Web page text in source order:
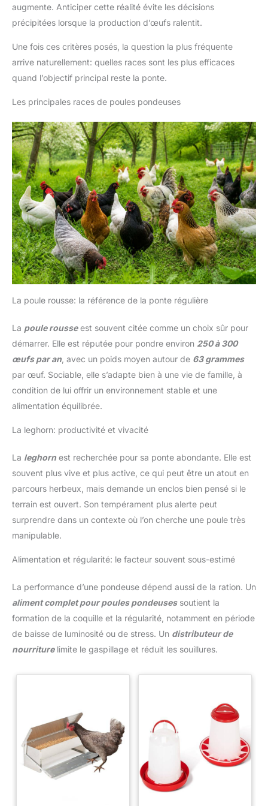
minutes. Trois options de montage sont disponibles : ①
vis, ③ Pose directe au sol avec les 4 pieds fournis. Le design
saisons et peut être placé n’importe où dans le poulailler.
Convient non seulement aux poules, mais aussi aux canards,
oies et autres petites volailles.
augmente. Anticiper cette réalité évite les décisions
précipitées lorsque la production d’œufs ralentit.
Une fois ces critères posés, la question la plus fréquente
arrive naturellement: quelles races sont les plus efficaces
quand l’objectif principal reste la ponte.
Les principales races de poules pondeuses
La poule rousse: la référence de la ponte régulière
La poule rousseest souvent citée comme un choix sûr pour
démarrer. Elle est réputée pour pondre environ 250 à 300
œufs par an, avec un poids moyen autour de 63 grammes
par œuf. Sociable, elle s’adapte bien à une vie de famille, à
condition de lui offrir un environnement stable et une
alimentation équilibrée.
La leghorn: productivité et vivacité
La leghorn est recherchée pour sa ponte abondante. Elle est
souvent plus vive et plus active, ce qui peut être un atout en
parcours herbeux, mais demande un enclos bien pensé si le
terrain est ouvert. Son tempérament plus alerte peut
surprendre dans un contexte où l’on cherche une poule très
manipulable.
Alimentation et régularité: le facteur souvent sous-estimé
La performance d’une pondeuse dépend aussi de la ration. Un
aliment complet pour poules pondeusessoutient la
formation de la coquille et la régularité, notamment en période
de baisse de luminosité ou de stress. Un distributeur de
nourriturelimite le gaspillage et réduit les souillures.